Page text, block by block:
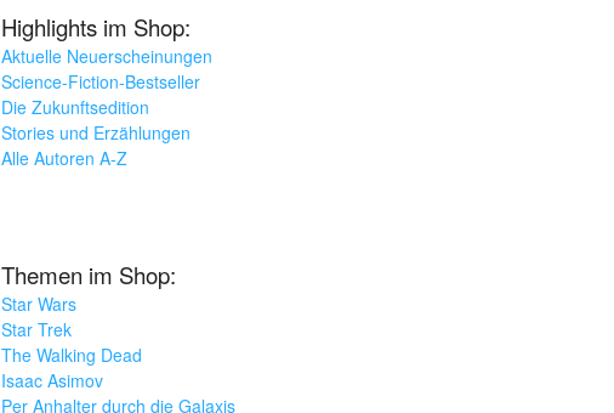
Highlights im Shop:
Aktuelle Neuerscheinungen
Science-Fiction-Bestseller
Die Zukunftsedition
Stories und Erzählungen
Alle Autoren A-Z
Themen im Shop:
Star Wars
Star Trek
The Walking Dead
Isaac Asimov
Per Anhalter durch die Galaxis